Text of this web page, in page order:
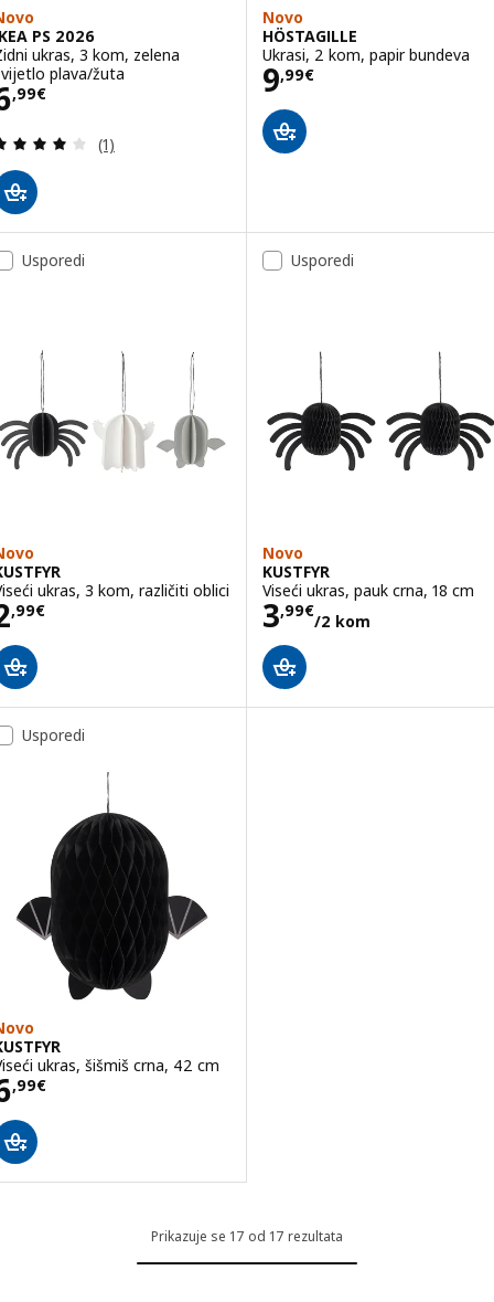
PS 2026
ukras, 3 kom, zelena
plava/žuta
,99€ 6,99€
Revizija: 4 od 5 zvjezdica. Ukupno recenzija:
(1)
Novo
HÖSTAGILLE
Ukrasi, 2 kom, papir bundeva
9,99€
Cijena 9,99€
Usporedi
ukras, 3 kom, različiti oblici
,99€ 2,99€
Usporedi
Novo
KUSTFYR
Viseći ukras, pauk crna, 18 cm
3,99€
/2 kom
Cijena 3,99€/2
Usporedi
ukras, šišmiš crna, 42 cm
,99€ 6,99€
Prikazuje se 17 od 17 rezultata